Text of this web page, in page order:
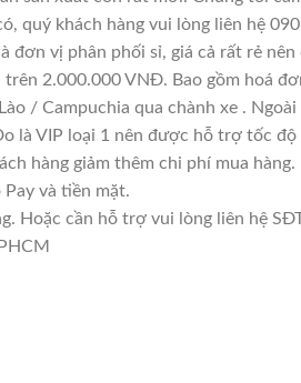
quý khách hàng vui lòng liên hệ
đơn vị phân phối sỉ, giá cả rất rẻ
2.000.000 VNĐ. Bao gồm hoá
/ Campuchia qua chành xe .
là VIP loại 1 nên được hỗ trợ tốc
hàng giảm thêm chi phí mua hàng.
và tiền mặt.
Hoặc cần hỗ trợ vui lòng liên hệ